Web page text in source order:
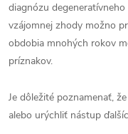
diagnózu
vzájomnej zhody možno
obdobia mnohých rokov
príznakov.
Je dôležité poznamenať,
alebo urýchliť nástup